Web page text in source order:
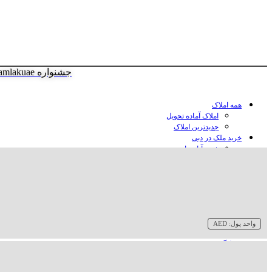
جشنواره amlakuae
همه املاک
املاک آماده تحویل
جدیدترین املاک
خرید ملک در دبی
خرید آپارتمان در دبی
واحد پول: AED